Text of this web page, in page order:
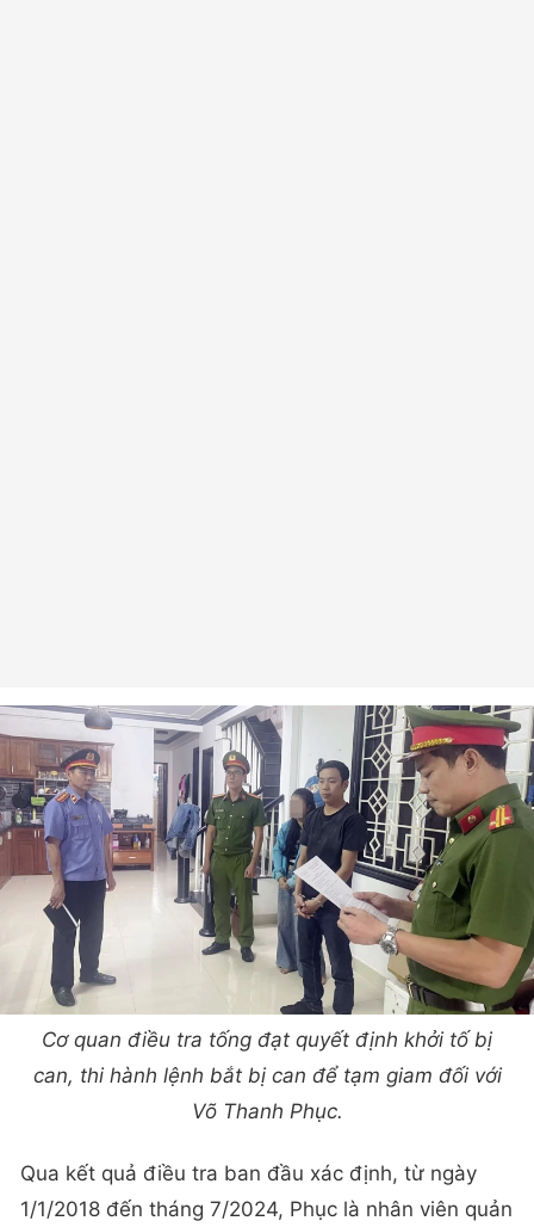
Cơ quan điều tra tống đạt quyết định khởi tố bị
can, thi hành lệnh bắt bị can để tạm giam đối với
Võ Thanh Phục.
Qua kết quả điều tra ban đầu xác định, từ ngày
1/1/2018 đến tháng 7/2024, Phục là nhân viên quản